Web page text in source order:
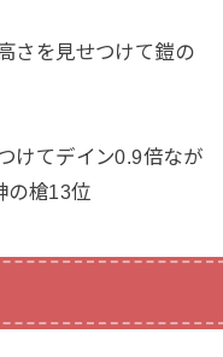
さを見せつけて鎧の
けてデイン0.9倍なが
の槍13位